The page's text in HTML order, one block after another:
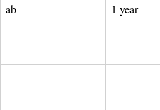
ab 1 year